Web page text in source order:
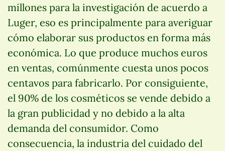
millones para la investigación de acuerdo a
Luger, eso es principalmente para averiguar
cómo elaborar sus productos en forma más
económica. Lo que produce muchos euros
en ventas, comúnmente cuesta unos pocos
centavos para fabricarlo. Por consiguiente,
el 90% de los cosméticos se vende debido a
la gran publicidad y no debido a la alta
demanda del consumidor. Como
consecuencia, la industria del cuidado del